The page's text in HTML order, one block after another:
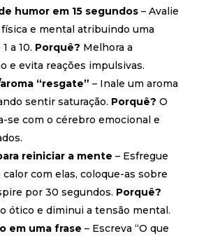
humor em 15 segundos– Avalie
e mental atribuindo uma
a 10. Porquê? Melhora a
e evita reações impulsivas.
“resgate” – Inale um aroma
sentir saturação. Porquê? O
se com o cérebro emocional e
reiniciar a mente – Esfregue
calor com elas, coloque-as sobre
por 30 segundos. Porquê?
ótico e diminui a tensão mental.
em uma frase – Escreva “O que